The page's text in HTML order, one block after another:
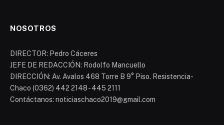
NOSOTROS
DIRECTOR: Pedro Cáceres
JEFE DE REDACCIÓN: Rodolfo Mancuello
DIRECCIÓN: Av. Avalos 468 Torre B 9° Piso. Resistencia-
Chaco (0362) 442 2148 - 445 2111
Contáctanos: noticiaschaco2019@gmail.com